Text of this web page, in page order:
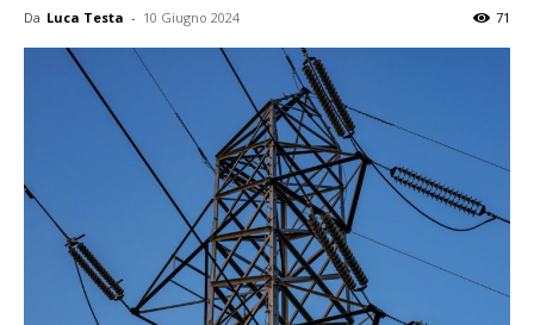
Da Luca Testa - 10 Giugno 2024 71